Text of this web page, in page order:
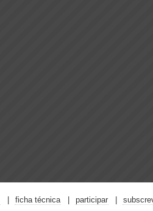
ficha técnica participar